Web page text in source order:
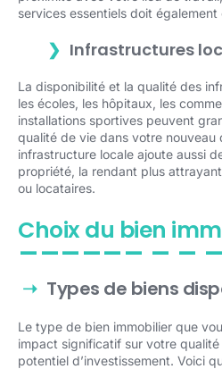
services essentiels doit
Infrastructures
La disponibilité et la qualité des
les écoles, les hôpitaux, les
installations sportives peuvent
qualité de vie dans votre nouveau
infrastructure locale ajoute aussi
propriété, la rendant plus
ou locataires.
Choix du bien
Types de biens
Le type de bien immobilier que
impact significatif sur votre
potentiel d’investissement. Voici